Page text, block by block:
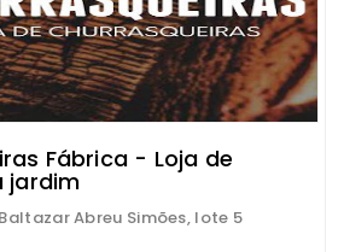
Fábrica - Loja de
jardim
Abreu Simões, lote 5